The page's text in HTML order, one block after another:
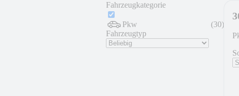
Fahrzeugkategorie
Pkw (30)
Fahrzeugtyp